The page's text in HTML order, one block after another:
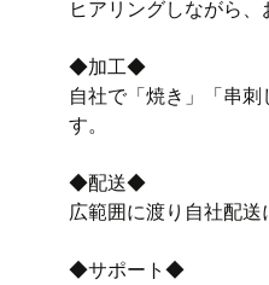
ヒアリングしながら、
◆加工◆
自社で「焼き」「串
す。
◆配送◆
広範囲に渡り自社配送
◆サポート◆